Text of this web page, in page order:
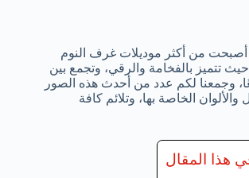
من أكثر موديلات غرف النوم
حيث تتميز بالفخامة والرقي، وتجمع بين
وجمعنا لكم عدد من أحدث هذه الصور
والألوان الخاصة بها، وتلائم كافة
هذا المقال